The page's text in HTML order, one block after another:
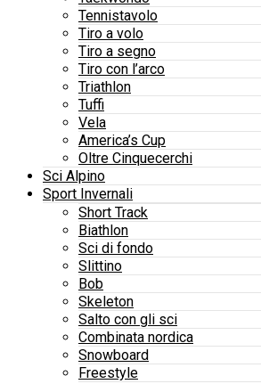
Tennistavolo
Tiro a volo
Tiro a segno
Tiro con l’arco
Triathlon
Tuffi
Vela
America’s Cup
Oltre Cinquecerchi
Sci Alpino
Sport Invernali
Short Track
Biathlon
Sci di fondo
Slittino
Bob
Skeleton
Salto con gli sci
Combinata nordica
Snowboard
Freestyle